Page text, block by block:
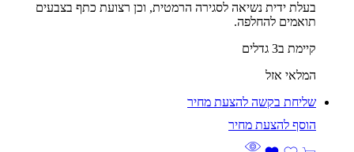
בעלת ידית נשיאה לסגירה הרמטית, וכן רצועת כתף בצבעים
תואמים להחלפה.
קיימת ב3 גדלים
המלאי אזל
שליחת בקשה להצעת מחיר